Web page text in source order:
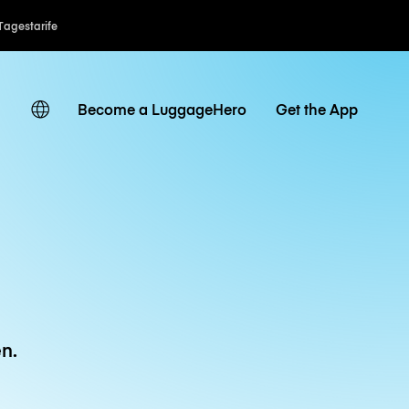
Become a LuggageHero Get the App